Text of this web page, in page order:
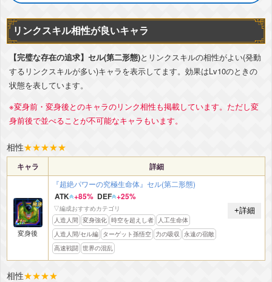
リンクスキル相性が良いキャラ
【完璧な存在の追求】セル(第二形態)とリンクスキルの相性がよい(発動
するリンクスキルが多い)キャラを表示してます。効果はLv10のときの
状態を表しています。
※変身前・変身後とのキャラのリンク相性も掲載しています。ただし変
身前後で並べることが不可能なキャラもいます。
相性★★★★★
キャラ 詳細
変身後
『超絶パワーの究極生命体』セル(第二形態)
ATK +85% DEF +25%
▽編成おすすめカテゴリ
人造人間 変身強化 時空を超えし者
人工生命体
人造人間/セル編 ターゲット孫悟空 力の吸収 永遠の宿敵
高速戦闘 世界の混乱
+詳細
相性★★★★